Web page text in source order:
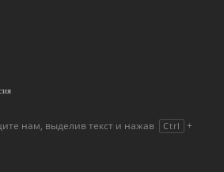
нам, выделив текст и нажав Ctrl +